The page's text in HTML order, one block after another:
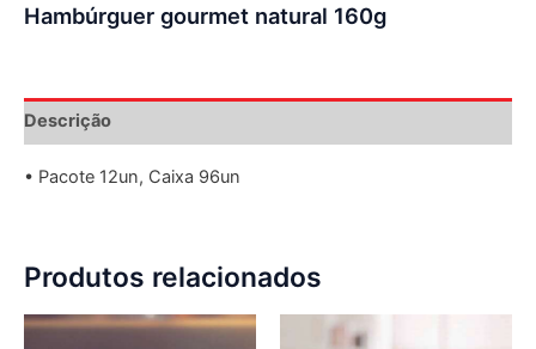
Hambúrguer gourmet natural 160g
Descrição
• Pacote 12un, Caixa 96un
Produtos relacionados